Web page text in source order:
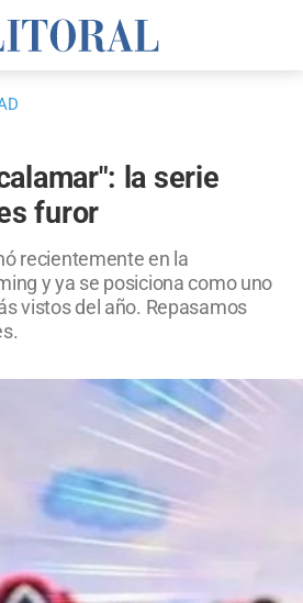
la serie
furor
recientemente en la
y ya se posiciona como uno
vistos del año. Repasamos